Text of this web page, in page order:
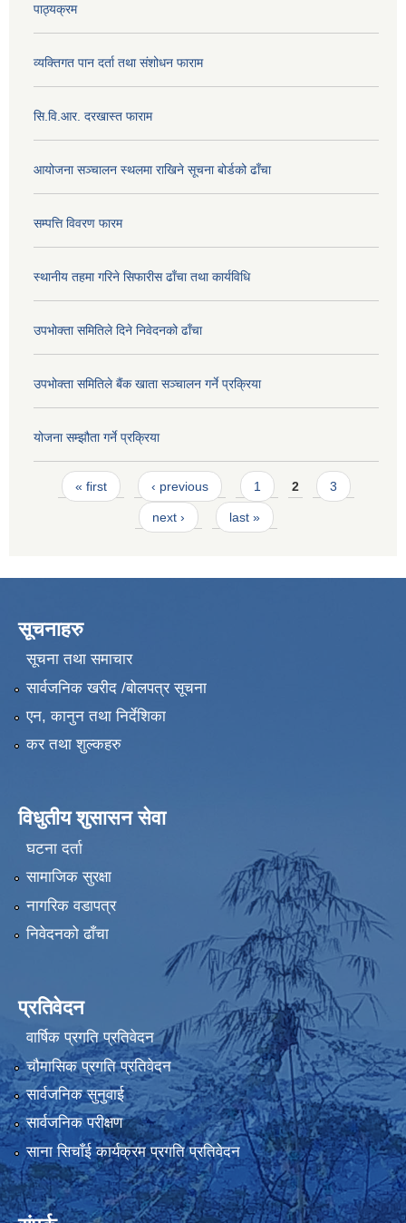
पाठ्यक्रम
व्यक्तिगत पान दर्ता तथा संशोधन फाराम
सि.वि.आर. दरखास्त फाराम
आयोजना सञ्चालन स्थलमा राखिने सूचना बोर्डको ढाँचा
सम्पत्ति विवरण फारम
स्थानीय तहमा गरिने सिफारीस ढाँचा तथा कार्यविधि
उपभोक्ता समितिले दिने निवेदनको ढाँचा
उपभोक्ता समितिले बैंक खाता सञ्चालन गर्ने प्रक्रिया
योजना सम्झौता गर्ने प्रक्रिया
Pages
« first ‹ previous 1 2 3
next › last »
सूचनाहरु
सूचना तथा समाचार
सार्वजनिक खरीद /बोलपत्र सूचना
एन, कानुन तथा निर्देशिका
कर तथा शुल्कहरु
विधुतीय शुसासन सेवा
घटना दर्ता
सामाजिक सुरक्षा
नागरिक वडापत्र
निवेदनको ढाँचा
प्रतिवेदन
वार्षिक प्रगति प्रतिवेदन
चौमासिक प्रगति प्रतिवेदन
सार्वजनिक सुनुवाई
सार्वजनिक परीक्षण
साना सिचाँई कार्यक्रम प्रगति प्रतिवेदन